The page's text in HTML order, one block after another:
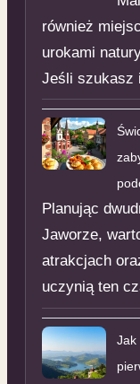
również
urokami
Jeśli szukasz
Planując
Jaworze,
atrakcjach
uczynią ten
Jak